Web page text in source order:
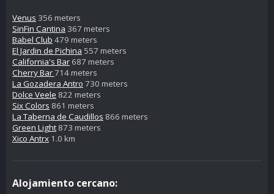
Venus 356 meters
SinFin Cantina 367 meters
Babel Club 479 meters
El Jardin de Pichina 557 meters
California's Bar 687 meters
Cherry Bar714 meters
La Gozadera Antro 730 meters
Dolce Veele 822 meters
Six Colors 861 meters
La Taberna de Caudillos 866 meters
Green Light 873 meters
Xico Antrx 1.0 km
Alojamiento cercano: